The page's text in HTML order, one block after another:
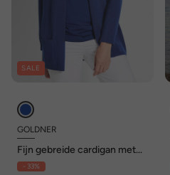
SALE
GOLDNER
Fijn gebreide cardigan met
lange mouwen
- 33%